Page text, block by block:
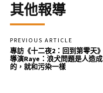
其他報導
PREVIOUS ARTICLE
專訪《十二夜2：回到第零天》
導演Raye：浪犬問題是人造成
的，就和污染一樣